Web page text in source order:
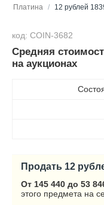
Платина / 12 рублей
код: COIN-3682
Средняя
на аукционах
Продать 12
От 145 440 до 53
этого предмета на